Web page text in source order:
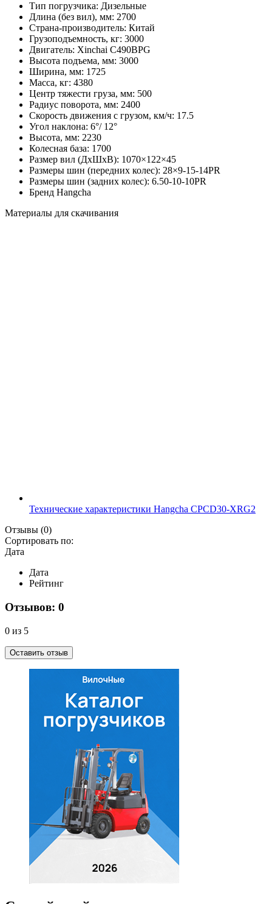
Тип погрузчика: Дизельные
Длина (без вил), мм: 2700
Страна-производитель: Китай
Грузоподъемность, кг: 3000
Двигатель: Xinchai C490BPG
Высота подъема, мм: 3000
Ширина, мм: 1725
Масса, кг: 4380
Центр тяжести груза, мм: 500
Радиус поворота, мм: 2400
Скорость движения с грузом, км/ч: 17.5
Угол наклона: 6°/ 12°
Высота, мм: 2230
Колесная база: 1700
Размер вил (ДхШхВ): 1070×122×45
Размеры шин (передних колес): 28×9-15-14PR
Размеры шин (задних колес): 6.50-10-10PR
Бренд Hangcha
Материалы для скачивания
Технические характеристики Hangcha CPCD30-XRG2
Отзывы (0)
Сортировать по:
Дата
Дата
Рейтинг
Отзывов: 0
0 из 5
Оставить отзыв